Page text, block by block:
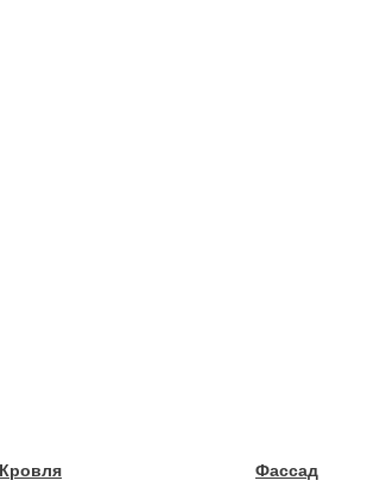
Кровля Фассад